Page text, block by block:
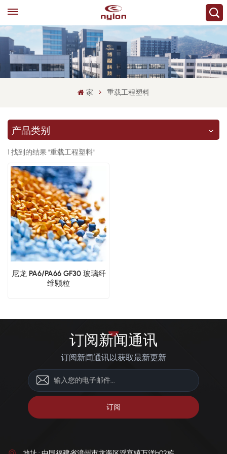
家 重载工程塑料
产品类别
1 找到的结果 "重载工程塑料"
尼龙 PA6/PA66 GF30 玻璃纤
维颗粒
订阅新闻通讯
订阅新闻通讯以获取最新更新